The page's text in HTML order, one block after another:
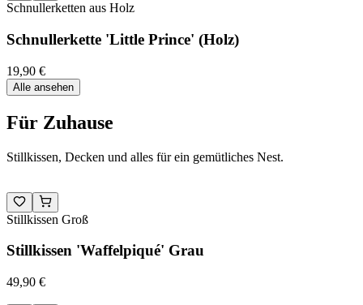
Schnullerketten aus Holz
Schnullerkette 'Little Prince' (Holz)
19,90 €
Alle ansehen
Für Zuhause
Stillkissen, Decken und alles für ein gemütliches Nest.
Stillkissen Groß
Stillkissen 'Waffelpiqué' Grau
49,90 €